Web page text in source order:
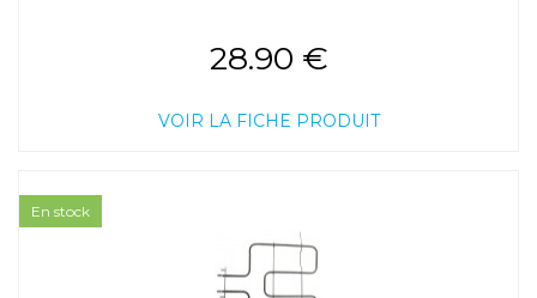
28.90 €
VOIR LA FICHE PRODUIT
En stock